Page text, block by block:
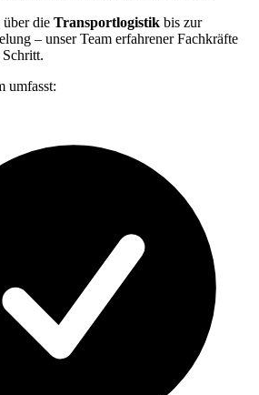
über die Transportlogistik bis zur
– unser Team erfahrener Fachkräfte
umfasst: